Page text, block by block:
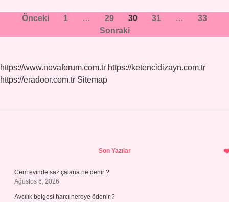
Yazı
sayfalaması
Önceki 1 … 29 30 31 …
33
Sonraki
https://www.novaforum.com.tr https://ketencidizayn.com.tr
https://eradoor.com.tr Sitemap
Son Yazılar
Cem evinde saz çalana ne denir ?
Ağustos 6, 2026
Avcılık belgesi harcı nereye ödenir ?